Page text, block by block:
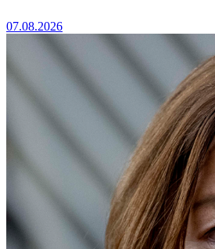
07.08.2026